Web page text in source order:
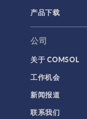
产品下载
公司
关于 COMSOL
工作机会
新闻报道
联系我们